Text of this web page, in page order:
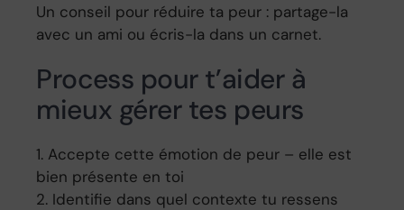
Un conseil pour réduire ta peur : partage-la
avec un ami ou écris-la dans un carnet.
Process pour t’aider à
mieux gérer tes peurs
Accepte cette émotion de peur – elle est
bien présente en toi
Identifie dans quel contexte tu ressens